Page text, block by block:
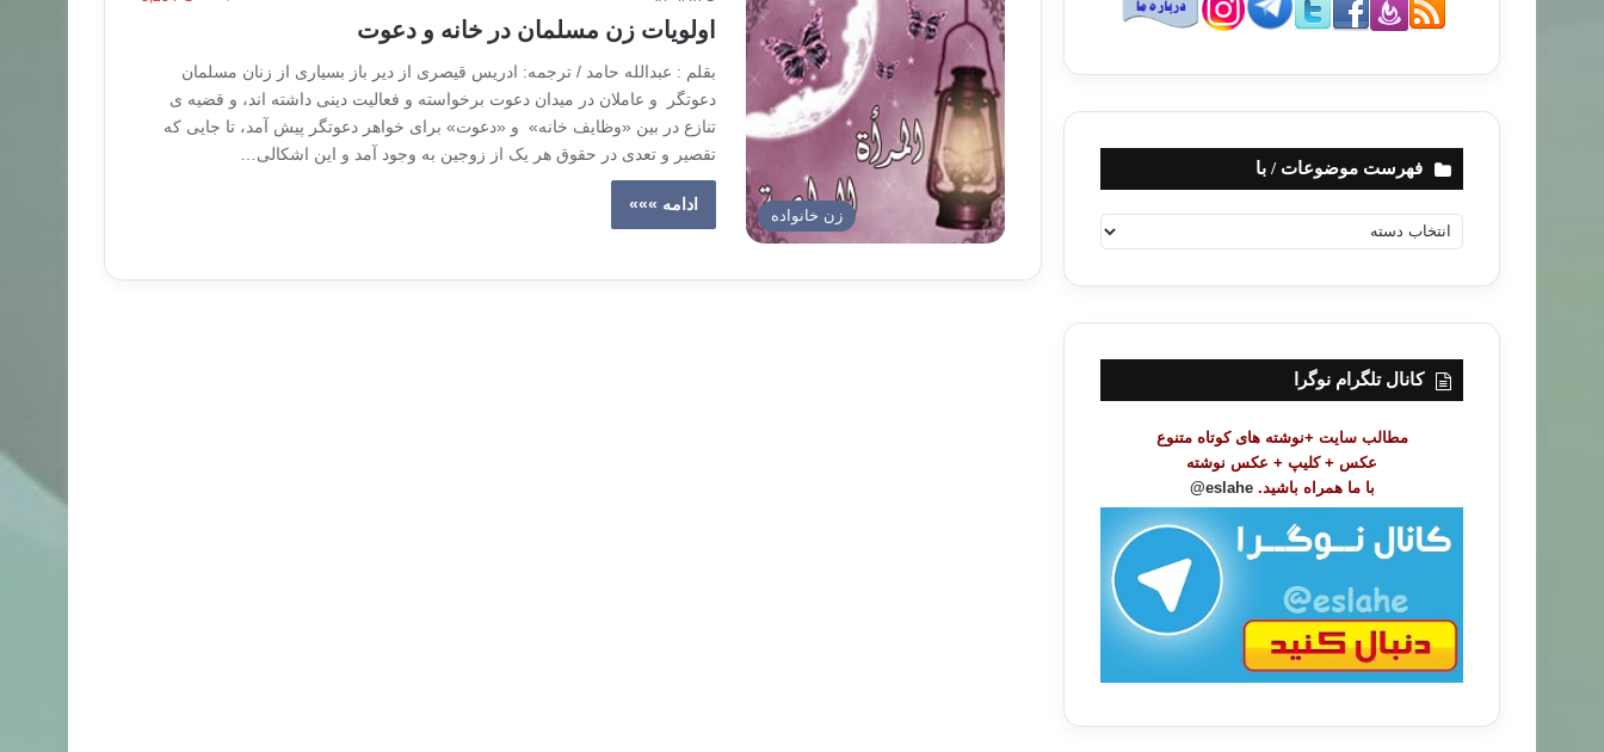
زن خانواده
اولویات زن مسلمان در خانه و دعوت
بقلم : عبدالله حامد / ترجمه: ادریس قیصری از دیر باز بسیاری از زنان مسلمان
دعوتگر و عاملان در میدان دعوت برخواسته و فعالیت دینی داشته اند، و قضیه ی
تنازع در بین «وظایف خانه» و «دعوت» برای خواهر دعوتگر پیش آمد، تا جایی که
تقصیر و تعدی در حقوق هر یک از زوجین به وجود آمد و این اشکالی…
ادامه »»»
فهرست موضوعات / با
ه
ت
ض
کانال تلگرام نوگرا
مطالب سایت +نوشته های کوتاه متنوع
عکس + کلیپ + عکس نوشته
با ما همراه باشید. eslahe@